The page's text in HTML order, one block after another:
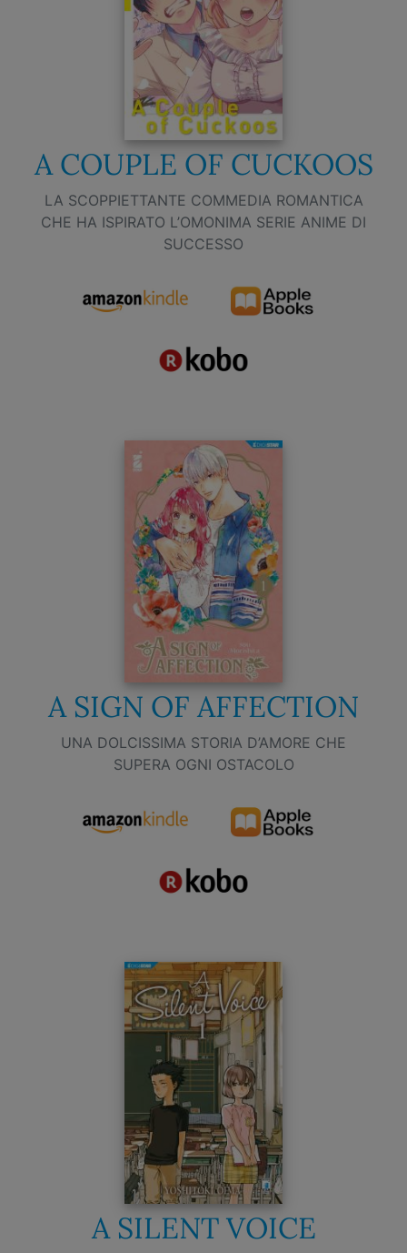
A COUPLE OF CUCKOOS
LA SCOPPIETTANTE COMMEDIA ROMANTICA
CHE HA ISPIRATO L’OMONIMA SERIE ANIME DI
SUCCESSO
A SIGN OF AFFECTION
UNA DOLCISSIMA STORIA D’AMORE CHE
SUPERA OGNI OSTACOLO
A SILENT VOICE